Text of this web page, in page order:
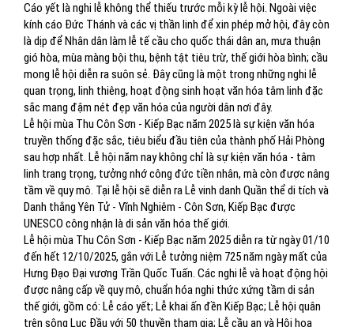
Cáo yết là nghi lễ không thể thiếu trước mỗi kỳ lễ hội. Ngoài việc
kính cáo Đức Thánh và các vị thần linh để xin phép mở hội, đây còn
là dịp để Nhân dân làm lễ tế cầu cho quốc thái dân an, mưa thuận
gió hòa, mùa màng bội thu, bệnh tật tiêu trừ, thế giới hòa bình; cầu
mong lễ hội diễn ra suôn sẻ. Đây cũng là một trong những nghi lễ
quan trọng, linh thiêng, hoạt động sinh hoạt văn hóa tâm linh đặc
sắc mang đậm nét đẹp văn hóa của người dân nơi đây.
Lễ hội mùa Thu Côn Sơn - Kiếp Bạc năm 2025 là sự kiện văn hóa
truyền thống đặc sắc, tiêu biểu đầu tiên của thành phố Hải Phòng
sau hợp nhất. Lễ hội năm nay không chỉ là sự kiện văn hóa - tâm
linh trang trọng, tưởng nhớ công đức tiền nhân, mà còn được nâng
tầm về quy mô. Tại lễ hội sẽ diễn ra Lễ vinh danh Quần thể di tích và
Danh thắng Yên Tử - Vĩnh Nghiêm - Côn Sơn, Kiếp Bạc được
UNESCO công nhận là di sản văn hóa thế giới.
Lễ hội mùa Thu Côn Sơn - Kiếp Bạc năm 2025 diễn ra từ ngày 01/10
đến hết 12/10/2025, gắn với Lễ tưởng niệm 725 năm ngày mất của
Hưng Đạo Đại vương Trần Quốc Tuấn. Các nghi lễ và hoạt động hội
được nâng cấp về quy mô, chuẩn hóa nghi thức xứng tầm di sản
thế giới, gồm có: Lễ cáo yết; Lễ khai ấn đền Kiếp Bạc; Lễ hội quân
trên sông Lục Đầu với 50 thuyền tham gia; Lễ cầu an và Hội hoa